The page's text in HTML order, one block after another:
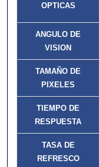
OPTICAS
ANGULO DE
VISION
TAMAÑO DE
PIXELES
TIEMPO DE
RESPUESTA
TASA DE
REFRESCO